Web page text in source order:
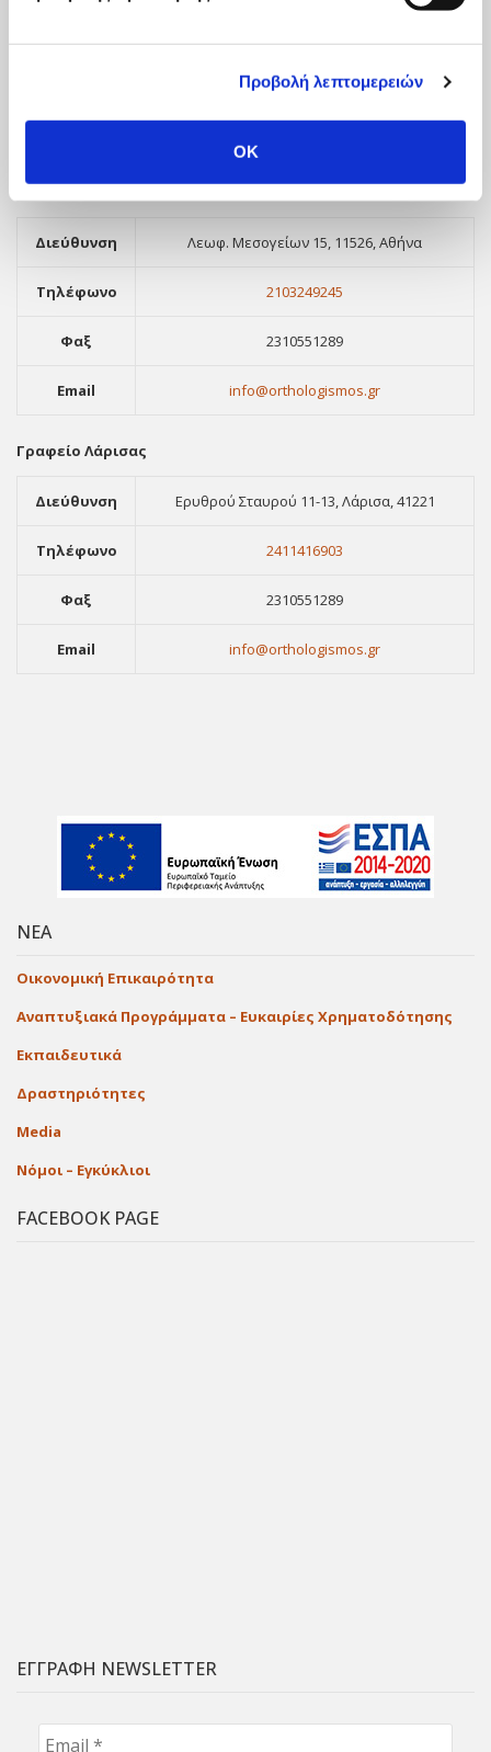
Προβολή λεπτομερειών
OK
2310551289
Διεύθυνση Λεωφ. Μεσογείων 15, 11526, Αθήνα
Τηλέφωνο 2103249245
Φαξ 2310551289
Email info@orthologismos.gr
Γραφείο Λάρισας
Διεύθυνση Ερυθρού Σταυρού 11-13, Λάρισα, 41221
Τηλέφωνο 2411416903
Φαξ 2310551289
Email info@orthologismos.gr
ΝΕΑ
Οικονομική Επικαιρότητα
Αναπτυξιακά Προγράμματα – Ευκαιρίες Χρηματοδότησης
Εκπαιδευτικά
Δραστηριότητες
Media
Νόμοι – Εγκύκλιοι
FACEBOOK PAGE
ΕΓΓΡΑΦΗ NEWSLETTER